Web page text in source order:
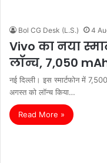
Bol CG Desk (L.S.) 4
Vivo का नया
लॉन्च, 7,050
नई दिल्ली। इस स्मार्टफोन में
अगस्त को लॉन्च किया…
Read More »